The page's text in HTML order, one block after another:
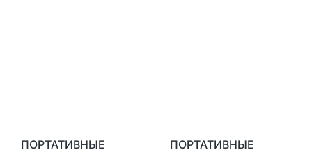
ПОРТАТИВНЫЕ
ПОРТАТИВНЫЕ